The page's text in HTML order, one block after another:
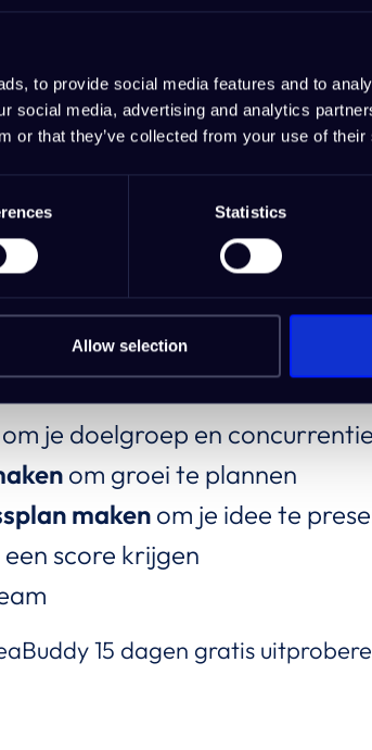
to provide social media features and to
social media, advertising and analytics
or that they’ve collected from your use of
Statistics
Allow selection
te laten groeien terwijl alles
gratis AI-
AI-tools hebben we
ook aangedreven door
door de stapsgewijze
om je doelgroep en
om groei te plannen
maken om je idee te
een score krijgen
15 dagen gratis